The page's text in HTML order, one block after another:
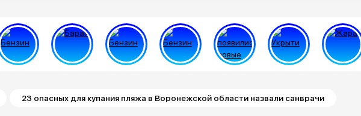
23 опасных для купания пляжа в Воронежской области назвали санврачи